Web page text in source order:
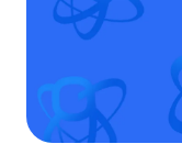
In breve, la
sull'emissione
Sistema L.I.F.E.
animali e le
energetico.